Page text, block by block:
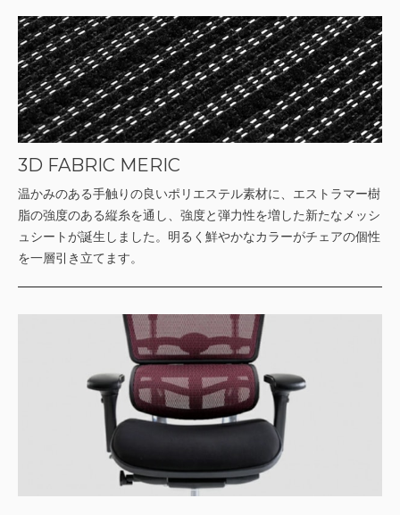
3D FABRIC MERIC
温かみのある手触りの良いポリエステル素材に、エストラマー樹
脂の強度のある縦糸を通し、強度と弾力性を増した新たなメッシ
ュシートが誕生しました。明るく鮮やかなカラーがチェアの個性
を一層引き立てます。